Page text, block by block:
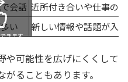
会話 近所付き合いや仕事の
い
新しい情報や話題が入
きます
や可能性を広げにくくして
ることもあります。